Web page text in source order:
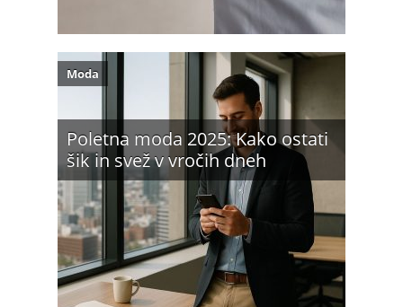
Poletna moda 2025: Kako ostati
šik in svež v vročih dneh
Moda